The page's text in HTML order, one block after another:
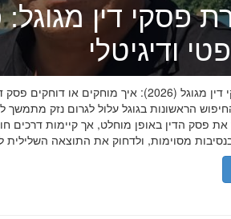
פסקי דין מגוגל:
ודיגיטלי
הסרת פסקי דין מגוגל (2026): איך מוחקים
הראשונות בגוגל עלול לגרום נזק מתמשך
את פסק הדין באופן מוחלט, אך קיימות דרכים